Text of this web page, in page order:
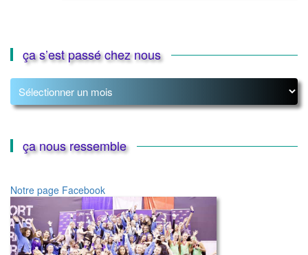
ça s’est passé chez nous
ça
s’est
passé
nousça nous ressemble
Notre page Facebook